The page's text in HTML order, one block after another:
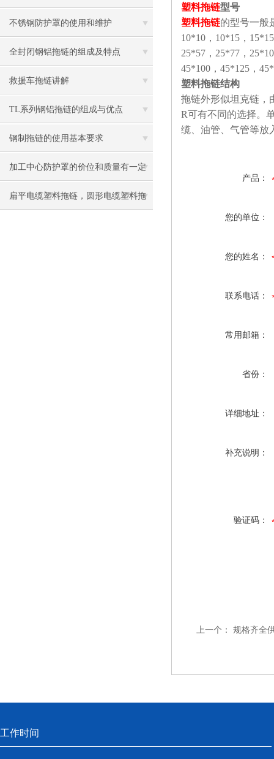
不锈钢防护罩的使用和维护
全封闭钢铝拖链的组成及特点
救援车拖链讲解
TL系列钢铝拖链的组成与优点
钢制拖链的使用基本要求
加工中心防护罩的价位和质量有一定
的关系
扁平电缆塑料拖链，圆形电缆塑料拖
塑料拖链型号
塑料拖链的型号一般
10*10，10*15，
25*57，25*77，
45*100，45*125，
塑料拖链结构
拖链外形似坦克链，
R可有不同的选择。
缆、油管、气管等放
产品：
您的单位：
您的姓名：
联系电话：
常用邮箱：
省份：
详细地址：
补充说明：
验证码：
上一个： 规格齐全
工作时间